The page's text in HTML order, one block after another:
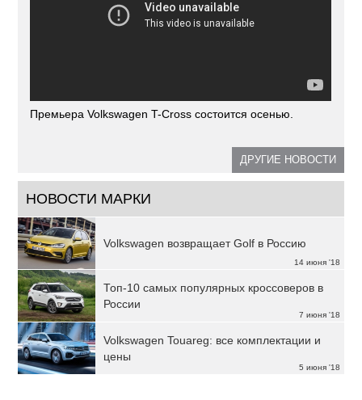
Премьера Volkswagen T-Cross состоится осенью.
ДРУГИЕ НОВОСТИ
НОВОСТИ МАРКИ
14 июня '18
Volkswagen возвращает Golf в Россию
7 июня '18
Топ-10 самых популярных кроссоверов в
России
5 июня '18
Volkswagen Touareg: все комплектации и
цены